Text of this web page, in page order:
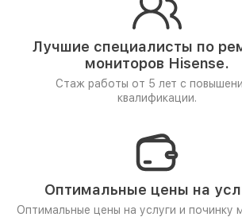
Лучшие специалисты по
мониторов Hisense.
Стаж работы от 5 лет с
квалификации.
Оптимальные цены на
Оптимальные цены на услуги и починку